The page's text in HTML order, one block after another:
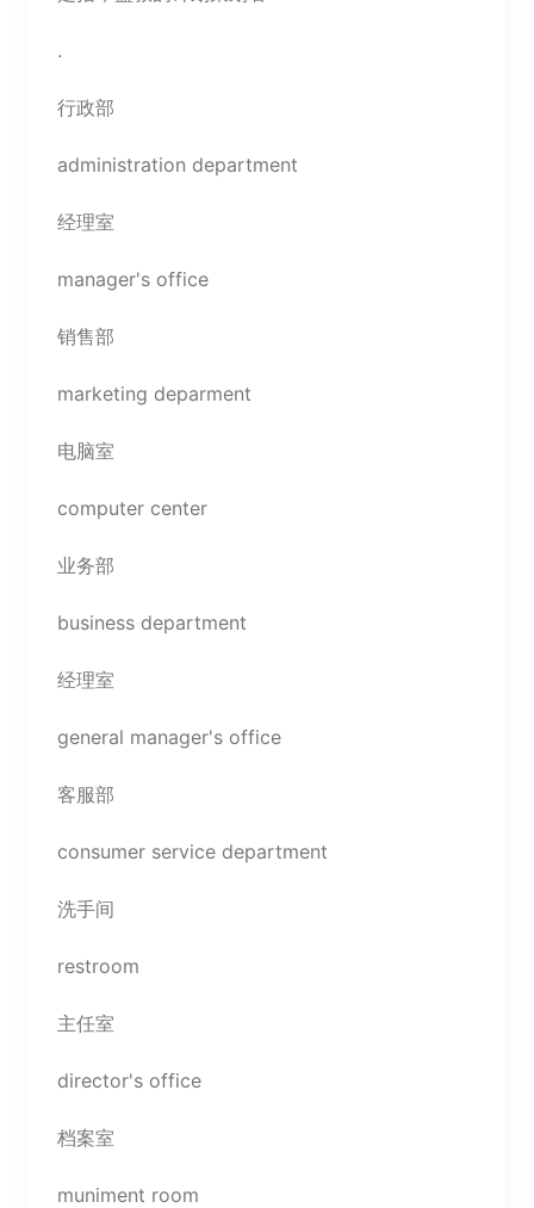
.
行政部
administration department
经理室
manager's office
销售部
marketing deparment
电脑室
computer center
业务部
business department
经理室
general manager's office
客服部
consumer service department
洗手间
restroom
主任室
director's office
档案室
muniment room